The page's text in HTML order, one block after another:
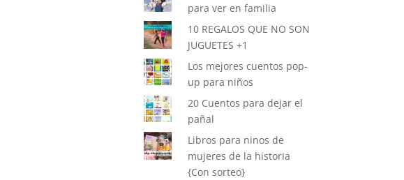
para ver en familia
10 REGALOS QUE NO SON
JUGUETES +1
Los mejores cuentos pop-
up para niños
20 Cuentos para dejar el
pañal
Libros para ninos de
mujeres de la historia
{Con sorteo}